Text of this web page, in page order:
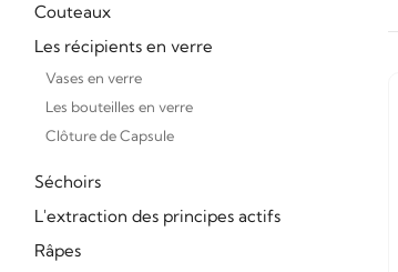
Couteaux
Les récipients en verre
Vases en verre
Les bouteilles en verre
Clôture de Capsule
Séchoirs
L'extraction des principes actifs
Râpes